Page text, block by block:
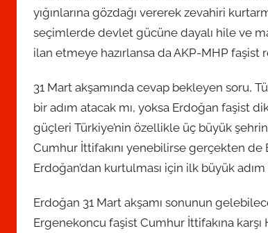
d
yığınlarına gözdağı vererek zevahiri
seçimlerde devlet gücüne dayalı hile ve
ilan etmeye hazırlansa da AKP-MHP
31 Mart akşamında cevap bekleyen soru,
bir adım atacak mı, yoksa Erdoğan faşist
güçleri Türkiye’nin özellikle üç büyük
Cumhur İttifakını yenebilirse gerçekten de
Erdoğan’dan kurtulması için ilk büyük adım
Erdoğan 31 Mart akşamı sonunun
Ergenekoncu faşist Cumhur İttifakına